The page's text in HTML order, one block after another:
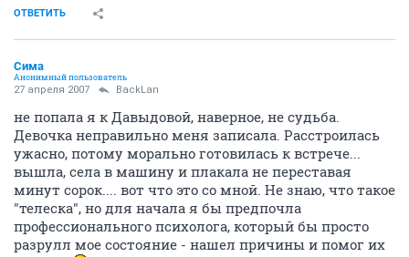
ОТВЕТИТЬ
Сима
Анонимный пользователь
27 апреля 2007 BackLan
не попала я к Давыдовой, наверное, не судьба.
Девочка неправильно меня записала. Расстроилась
ужасно, потому морально готовилась к встрече...
вышла, села в машину и плакала не переставая
минут сорок.... вот что это со мной. Не знаю, что такое
"телеска", но для начала я бы предпочла
профессионального психолога, который бы просто
разрулл мое состояние - нашел причины и помог их